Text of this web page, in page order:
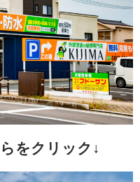
をクリック↓